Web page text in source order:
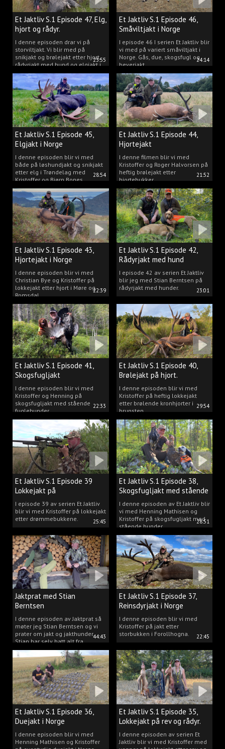
23:55
Et Jaktliv S.1 Episode 47, Elg,
hjort og rådyr.
I denne episoden drar vi på
storviltjakt. Vi blir med på
snikjakt og brølejakt etter hjort,
rådyrjakt med hund og elgjakt i
Trøndelag.
24:14
Et Jaktliv S.1 Episode 46,
Småviltjakt i Norge
I episode 46 I serien Et Jaktliv blir
vi med på variert småviltjakt i
Norge. Gås, due, skogsfugl og
beverjakt.
28:54
Et Jaktliv S.1 Episode 45,
Elgjakt i Norge
I denne episoden blir vi med
både på løshundjakt og snikjakt
etter elg i Trøndelag med
Kristoffer og Bjørn Bones
21:52
Et Jaktliv S.1 Episode 44,
Hjortejakt
I denne filmen blir vi med
Kristoffer og Roger Halvorsen på
heftig brølejakt etter
hjortebukker.
22:39
Et Jaktliv S.1 Episode 43,
Hjortejakt i Norge
I denne episoden blir vi med
Christian Bye og Kristoffer på
lokkejakt etter hjort i Møre og
Romsdal.
23:01
Et Jaktliv S.1 Episode 42,
Rådyrjakt med hund
I episode 42 av serien Et Jaktliv
blir jeg med Stian Berntsen på
rådyrjakt med hunder.
22:33
Et Jaktliv S.1 Episode 41,
Skogsfugljakt
I denne episoden blir vi med
Kristoffer og Henning på
skogsfugljakt med stående
fuglehunder.
29:54
Et Jaktliv S.1 Episode 40,
Brølejakt på hjort.
I denne episoden blir vi med
Kristoffer på heftig lokkejakt
etter brølende kronhjorter i
brunsten.
25:45
Et Jaktliv S.1 Episode 39
Lokkejakt på
drømmebukkene
I episode 39 av serien Et Jaktliv
blir vi med Kristoffer på lokkejakt
etter drømmebukkene.
28:51
Et Jaktliv S.1 Episode 38,
Skogsfugljakt med stående
hunder.
I denne episoden av Et Jaktliv blir
vi med Henning Mathisen og
Kristoffer på skogsfugljakt med
stående hunder.
44:43
Jaktprat med Stian
Berntsen
I denne episoden av Jaktprat så
møter jeg Stian Berntsen og vi
prater om jakt og jakthunder.
Stian har selv hatt alt fra
støvere, til elghunder,
rådyrhunder, spetser, apportører
og stående fuglehunder.
22:45
Et Jaktliv S.1 Episode 37,
Reinsdyrjakt i Norge
I denne episoden blir vi med
Kristoffer på jakt etter
storbukken i Forollhogna.
Et Jaktliv S.1 Episode 36,
Duejakt i Norge
I denne episoden blir vi med
Henning Mathisen og Kristoffer
Et Jaktliv S.1 Episode 35,
Lokkejakt på rev og rådyr.
I denne episoden av serien Et
Jaktliv blir vi med Kristoffer med